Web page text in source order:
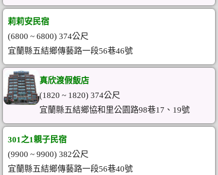
莉莉安民宿
(6800 ~ 6800) 374公尺
宜蘭縣五結鄉傳藝路一段56巷46號
真欣渡假飯店
(1820 ~ 1820) 374公尺
宜蘭縣五結鄉協和里公園路98巷17、19號
301之1親子民宿
(9900 ~ 9900) 382公尺
宜蘭縣五結鄉傳藝路一段56巷40號